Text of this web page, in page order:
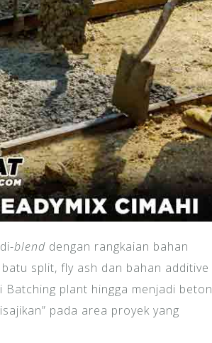
blend dengan rangkaian bahan
split, fly ash dan bahan additive
plant hingga menjadi beton
pada area proyek yang